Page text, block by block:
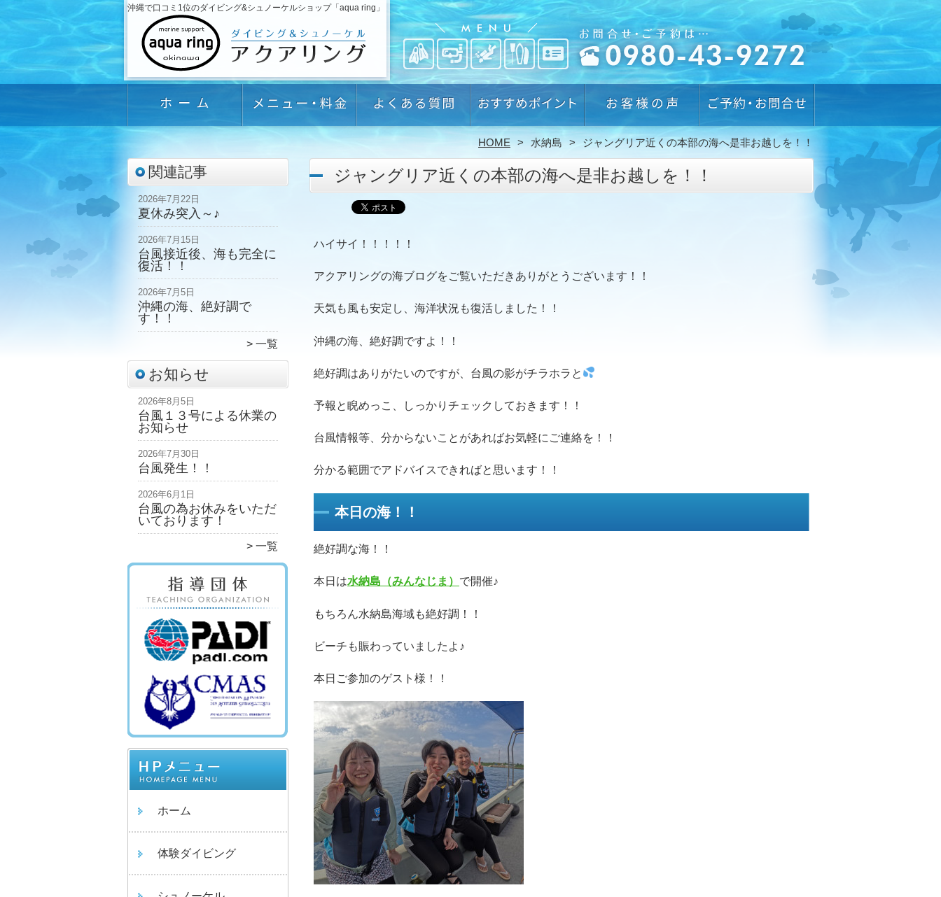
沖縄で口コミ1位のダイビング&シュノーケルショップ「aqua ring」
HOME 水納島 ジャングリア近くの本部の海へ是非お越しを！！
関連記事
2026年7月22日
夏休み突入～♪
2026年7月15日
台風接近後、海も完全に
復活！！
2026年7月5日
沖縄の海、絶好調で
す！！
一覧
お知らせ
2026年8月5日
台風１３号による休業の
お知らせ
2026年7月30日
台風発生！！
2026年6月1日
台風の為お休みをいただ
いております！
一覧
ホーム
体験ダイビング
ジャングリア近くの本部の海へ是非お越しを！！
ハイサイ！！！！！
アクアリングの海ブログをご覧いただきありがとうございます！！
天気も風も安定し、海洋状況も復活しました！！
沖縄の海、絶好調ですよ！！
絶好調はありがたいのですが、台風の影がチラホラと
予報と睨めっこ、しっかりチェックしておきます！！
台風情報等、分からないことがあればお気軽にご連絡を！！
分かる範囲でアドバイスできればと思います！！
本日の海！！
絶好調な海！！
本日は水納島（みんなじま） で開催♪
もちろん水納島海域も絶好調！！
ビーチも賑わっていましたよ♪
本日ご参加のゲスト様！！